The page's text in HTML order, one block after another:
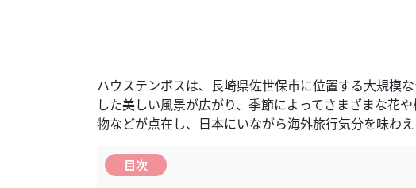
ハウステンボスは、長崎県佐世保市に位置する大規模
した美しい風景が広がり、季節によってさまざまな花
物などが点在し、日本にいながら海外旅行気分を味わ
目次